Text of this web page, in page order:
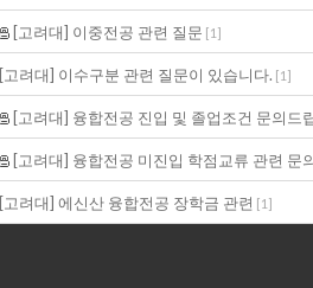
[고려대] 이중전공 관련 질문 [1 ]
[고려대] 이수구분 관련 질문이 있습니다. [1 ]
[고려대] 융합전공 진입 및 졸업조건 문의드
[고려대] 융합전공 미진입 학점교류 관련 문
[고려대] 에신산 융합전공 장학금 관련 [1 ]